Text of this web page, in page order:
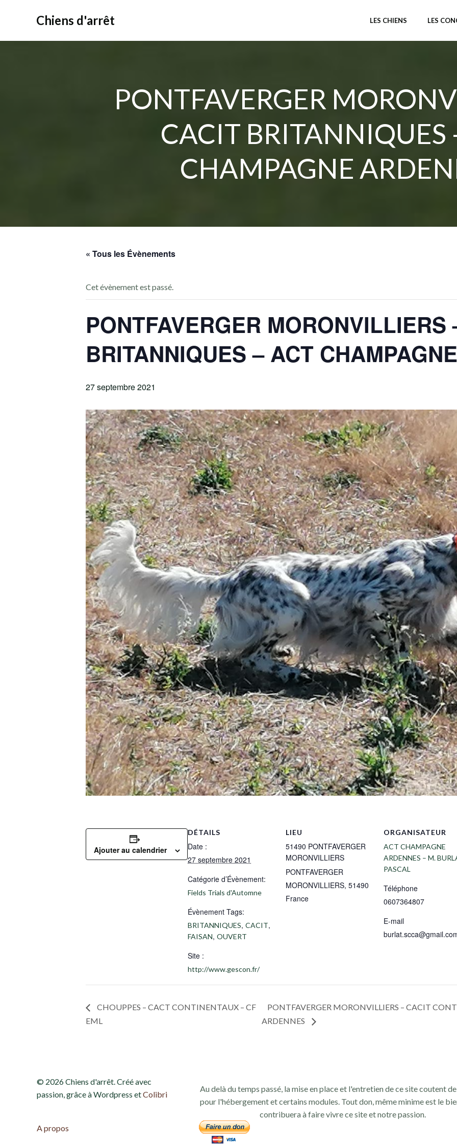
Chiens d'arrêt LES CHIENS LES
PONTFAVERGER
CACIT BRITANNIQUES
CHAMPAGNE
« Tous les Évènements
Cet évènement est passé.
PONTFAVERGER MORONVILLIERS
BRITANNIQUES – ACT
27 septembre 2021
Ajouter au calendrier
DÉTAILS
Date :
27 septembre 2021
Catégorie d’Évènement:
Fields Trials d'Automne
Évènement Tags:
BRITANNIQUES, CACIT,
FAISAN, OUVERT
Site :
http://www.gescon.fr/
LIEU
51490 PONTFAVERGER
MORONVILLIERS
PONTFAVERGER
MORONVILLIERS, 51490
France
ORGANISATEUR
ACT CHAMPAGNE
ARDENNES – M.
PASCAL
Téléphone
0607364807
E-mail
CHOUPPES – CACT CONTINENTAUX – CF
EML
PONTFAVERGER MORONVILLIERS – CACIT
ARDENNES
© 2026 Chiens d'arrêt. Créé avec
passion, grâce à Wordpress etColibri
A propos
Au delà du temps passé, la mise en place et l'entretien de ce site coutent
pour l'hébergement et certains modules. Tout don, même minime est le
contribuera à faire vivre ce site et notre passion.